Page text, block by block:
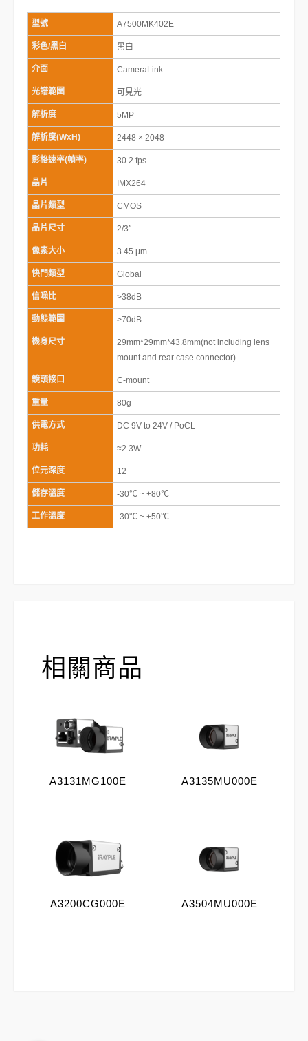
型號 A7500MK402E
彩色/黑白 黑白
介面 CameraLink
光譜範圍 可見光
解析度 5MP
解析度(WxH) 2448 × 2048
影格速率(幀率) 30.2 fps
晶片 IMX264
晶片類型 CMOS
晶片尺寸 2/3″
像素大小 3.45 μm
快門類型 Global
信噪比 >38dB
動態範圍 >70dB
機身尺寸
29mm*29mm*43.8mm(not including lens
mount and rear case connector)
鏡頭接口 C-mount
重量 80g
供電方式 DC 9V to 24V / PoCL
功耗 ≈2.3W
位元深度 12
儲存溫度 -30℃ ~ +80℃
工作溫度 -30℃ ~ +50℃
相關商品
A3131MG100E A3135MU000E
A3200CG000E A3504MU000E